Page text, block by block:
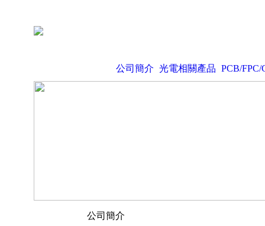
公司簡介 光電相關產品 PCB/FPC/
公司簡介